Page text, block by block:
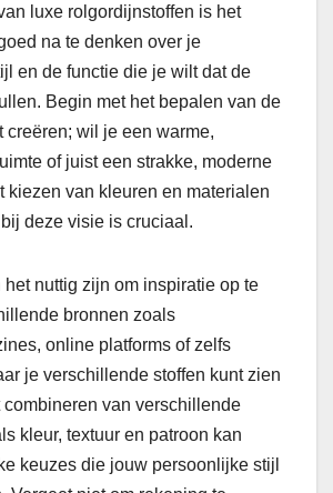
luxe rolgordijnstoffen is het
na te denken over je
en de functie die je wilt dat de
Begin met het bepalen van de
creëren; wil je een warme,
of juist een strakke, moderne
kiezen van kleuren en materialen
deze visie is cruciaal.
het nuttig zijn om inspiratie op te
bronnen zoals
online platforms of zelfs
je verschillende stoffen kunt zien
van verschillende
kleur, textuur en patroon kan
keuzes die jouw persoonlijke stijl